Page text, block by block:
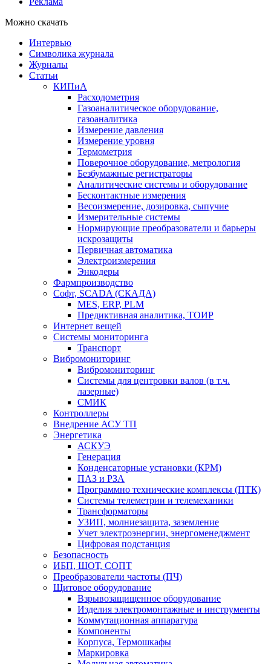
Можно скачать
Интервью
Символика журнала
Журналы
Статьи
КИПиА
Расходометрия
Газоаналитическое оборудование,
газоаналитика
Измерение давления
Измерение уровня
Термометрия
Поверочное оборудование, метрология
Безбумажные регистраторы
Аналитические системы и оборудование
Бесконтактные измерения
Весоизмерение, дозировка, сыпучие
Измерительные системы
Нормирующие преобразователи и барьеры
искрозащиты
Первичная автоматика
Электроизмерения
Энкодеры
Фармпроизводство
Софт, SCADA (СКАДА)
MES, ERP, PLM
Предиктивная аналитика, ТОИР
Интернет вещей
Системы мониторинга
Транспорт
Вибромониторинг
Вибромониторинг
Системы для центровки валов (в т.ч.
лазерные)
СМИК
Контроллеры
Внедрение АСУ ТП
Энергетика
АСКУЭ
Генерация
Конденсаторные установки (КРМ)
ПАЗ и РЗА
Программно технические комплексы (ПТК)
Системы телеметрии и телемеханики
Трансформаторы
УЗИП, молниезащита, заземление
Учет электроэнергии, энергоменеджмент
Цифровая подстанция
Безопасность
ИБП, ШОТ, СОПТ
Преобразователи частоты (ПЧ)
Щитовое оборудование
Взрывозащищенное оборудование
Изделия электромонтажные и инструменты
Коммутационная аппаратура
Компоненты
Корпуса, Термошкафы
Маркировка